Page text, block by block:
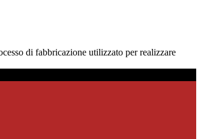
di fabbricazione utilizzato per realizzare